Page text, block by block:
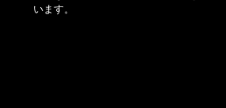
います。